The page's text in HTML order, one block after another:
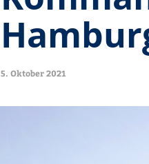
5. Oktober 2021